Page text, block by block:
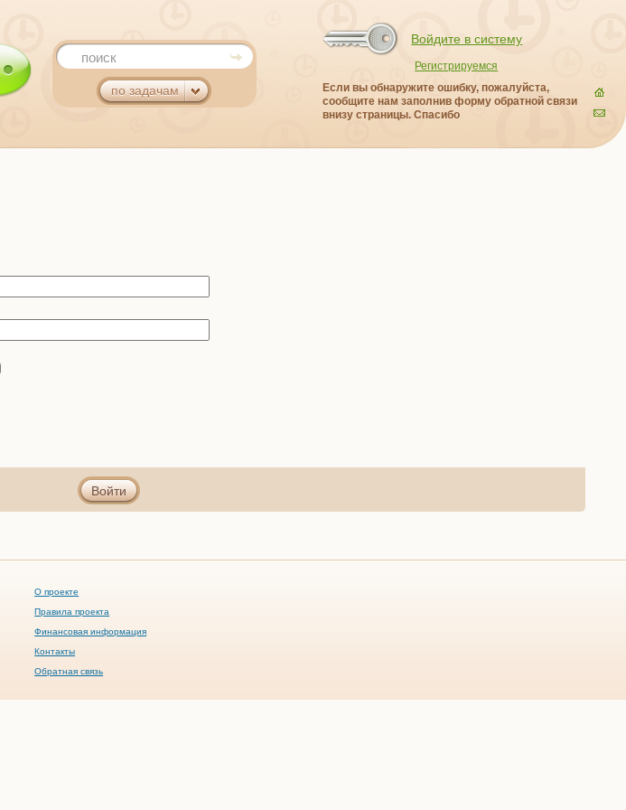
поиск
по задачам
Войдите в систему
Регистрируемся
Если вы обнаружите ошибку, пожалуйста,
сообщите нам заполнив форму обратной связи
внизу страницы. Спасибо
Войти
О проекте
Правила проекта
Финансовая информация
Контакты
Обратная связь